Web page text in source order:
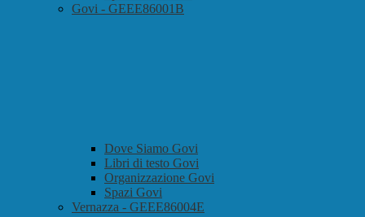
Govi - GEEE86001B
Dove Siamo Govi
Libri di testo Govi
Organizzazione Govi
Spazi Govi
Vernazza - GEEE86004E